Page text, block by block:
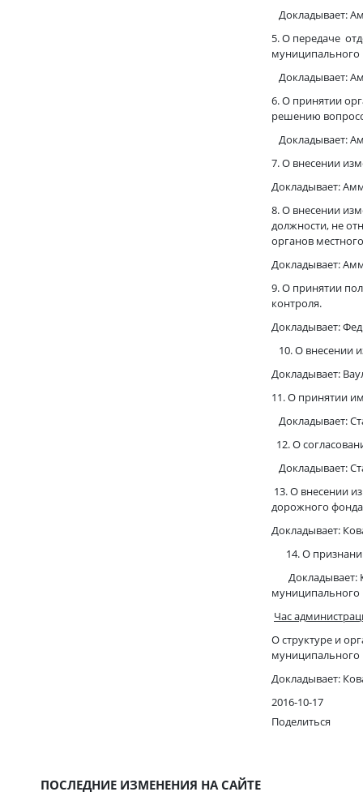
Докладывает:
5. О передаче
муниципального
Докладывает:
6. О принятии
решению
Докладывает:
7. О внесении
Докладывает:
8. О внесении
должности, не
органов
Докладывает:
9. О принятии
контроля.
Докладывает:
10. О внесении
Докладывает:
11. О принятии
Докладывает:
12. О
Докладывает:
13. О внесении
дорожного
Докладывает:
14. О
Докладывает:
Час
О структуре и
муниципального
Докладывает:
2016-10-17
Поделиться
ПОСЛЕДНИЕ ИЗМЕНЕНИЯ НА САЙТЕ